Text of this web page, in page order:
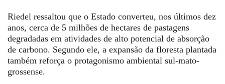
Riedel ressaltou que o Estado converteu, nos últimos dez
anos, cerca de 5 milhões de hectares de pastagens
degradadas em atividades de alto potencial de absorção
de carbono. Segundo ele, a expansão da floresta plantada
também reforça o protagonismo ambiental sul-mato-
grossense.